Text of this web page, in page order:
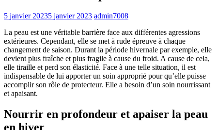
5 janvier 20235 janvier 2023 admin7008
La peau est une véritable barrière face aux différentes agressions
extérieures. Cependant, elle se met à rude épreuve à chaque
changement de saison. Durant la période hivernale par exemple, elle
devient plus fraîche et plus fragile à cause du froid. A cause de cela,
elle tiraille et perd son élasticité. Face à une telle situation, il est
indispensable de lui apporter un soin approprié pour qu’elle puisse
accomplir son rôle de protecteur. Elle a besoin d’un soin nourrissant
et apaisant.
Nourrir en profondeur et apaiser la peau
en hiver